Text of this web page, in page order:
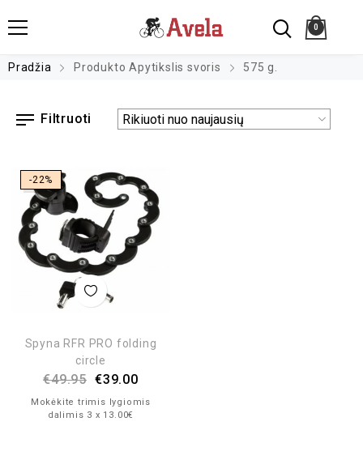
0
Pradžia Produkto Apytikslis svoris 575 g.
Filtruoti
-22%
Spyna RFR PRO folding
circle
€49.95 €39.00
Mokėkite trimis lygiomis
dalimis 3 x 13.00€